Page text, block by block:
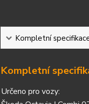
Kompletní
Kompletní
Určeno pro vozy: